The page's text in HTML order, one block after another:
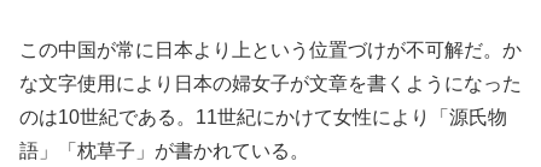
この中国が常に日本より上という位置づけが不可解だ。か
な文字使用により日本の婦女子が文章を書くようになった
のは10世紀である。11世紀にかけて女性により「源氏物
語」「枕草子」が書かれている。